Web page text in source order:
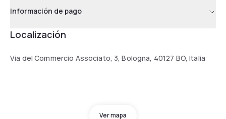
Información de pago
Localización
Via del Commercio Associato, 3, Bologna, 40127 BO, Italia
Ver mapa